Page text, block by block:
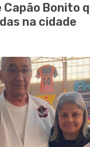
Capão Bonito
na cidade